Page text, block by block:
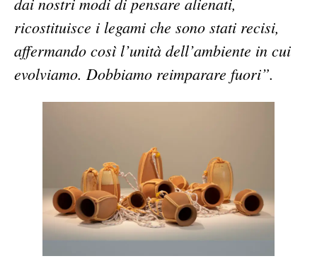
ricostituisce i legami che sono stati recisi,
affermando così l’unità dell’ambiente in cui
evolviamo. Dobbiamo reimparare fuori”.